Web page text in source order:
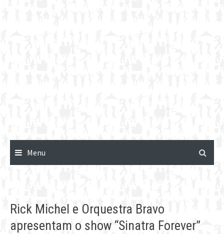
Menu
Rick Michel e Orquestra Bravo
apresentam o show “Sinatra Forever”